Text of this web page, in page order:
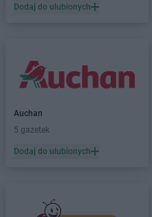
Dodaj do ulubionych
Auchan
5 gazetek
Dodaj do ulubionych